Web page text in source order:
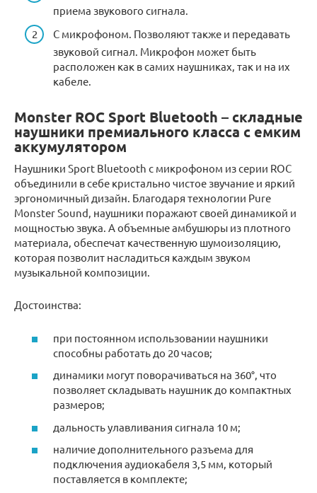
приема звукового сигнала.
С микрофоном. Позволяют также и передавать
звуковой сигнал. Микрофон может быть
расположен как в самих наушниках, так и на их
кабеле.
Monster ROC Sport Bluetooth – складные
наушники премиального класса с емким
аккумулятором
Наушники Sport Bluetooth с микрофоном из серии ROC
объединили в себе кристально чистое звучание и яркий
эргономичный дизайн. Благодаря технологии Pure
Monster Sound, наушники поражают своей динамикой и
мощностью звука. А объемные амбушюры из плотного
материала, обеспечат качественную шумоизоляцию,
которая позволит насладиться каждым звуком
музыкальной композиции.
Достоинства:
при постоянном использовании наушники
способны работать до 20 часов;
динамики могут поворачиваться на 360°, что
позволяет складывать наушник до компактных
размеров;
дальность улавливания сигнала 10 м;
наличие дополнительного разъема для
подключения аудиокабеля 3,5 мм, который
поставляется в комплекте;